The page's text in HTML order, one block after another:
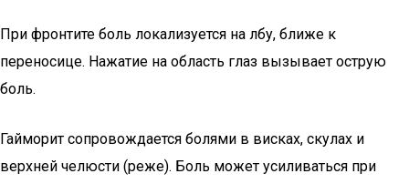
При фронтите боль локализуется на лбу, ближе к
переносице. Нажатие на область глаз вызывает острую
боль.
Гайморит сопровождается болями в висках, скулах и
верхней челюсти (реже). Боль может усиливаться при